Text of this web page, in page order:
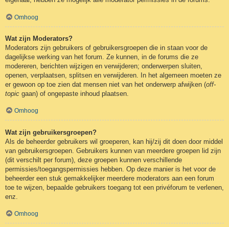
Omhoog
Wat zijn Moderators?
Moderators zijn gebruikers of gebruikersgroepen die in staan voor de
dagelijkse werking van het forum. Ze kunnen, in de forums die ze
modereren, berichten wijzigen en verwijderen; onderwerpen sluiten,
openen, verplaatsen, splitsen en verwijderen. In het algemeen moeten ze
er gewoon op toe zien dat mensen niet van het onderwerp afwijken (off-
topic gaan) of ongepaste inhoud plaatsen.
Omhoog
Wat zijn gebruikersgroepen?
Als de beheerder gebruikers wil groeperen, kan hij/zij dit doen door middel
van gebruikersgroepen. Gebruikers kunnen van meerdere groepen lid zijn
(dit verschilt per forum), deze groepen kunnen verschillende
permissies/toegangspermissies hebben. Op deze manier is het voor de
beheerder een stuk gemakkelijker meerdere moderators aan een forum
toe te wijzen, bepaalde gebruikers toegang tot een privéforum te verlenen,
enz.
Omhoog